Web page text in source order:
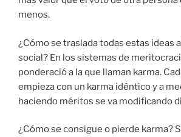
menos.
¿Cómo se traslada todas estas ideas
social? En los sistemas de
ponderació a la que llaman karma.
empieza con un karma idéntico y a
haciendo méritos se va modificando
¿Cómo se consigue o pierde karma?